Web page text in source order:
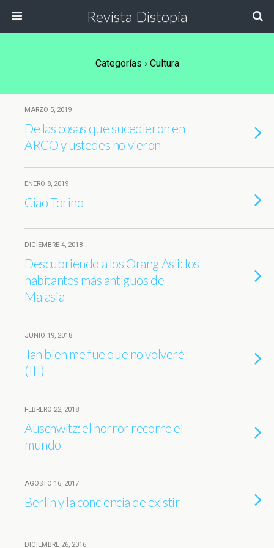
Revista Distopía
Categorías › Cultura
MARZO 5, 2019
De las cosas que sucedieron en
ARCO y ustedes no vieron
ENERO 8, 2019
Ciao Torino
DICIEMBRE 4, 2018
Descubriendo a los Orang Asli: los
habitantes más antiguos de
Malasia
JUNIO 19, 2018
Tan bien me fue que no volveré
(III)
FEBRERO 22, 2018
Auschwitz: el horror recorre el
mundo
AGOSTO 16, 2017
Berlín y la conciencia de existir
DICIEMBRE 26, 2016